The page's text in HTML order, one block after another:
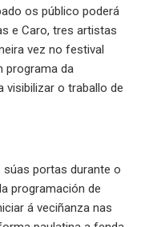
os público poderá
e Caro, tres artistas
vez no festival
programa da
visibilizar o traballo de
súas portas durante o
programación de
á veciñanza nas